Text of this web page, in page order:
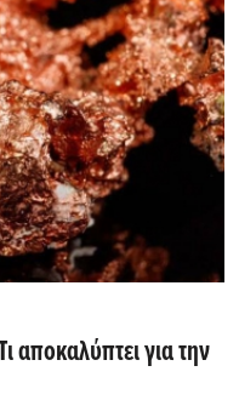
αποκαλύπτει για την